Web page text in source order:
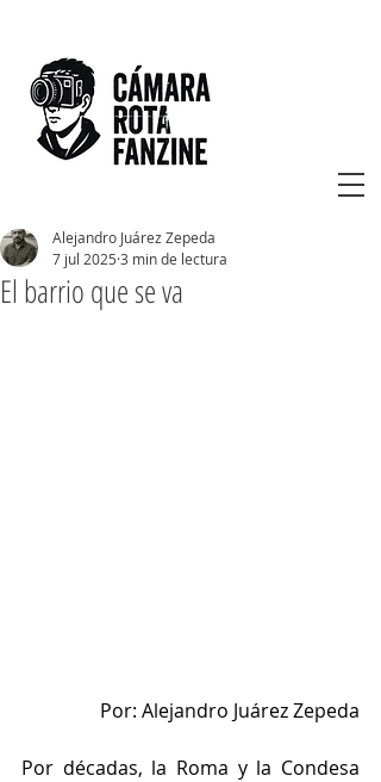
El barrio que se va
Alejandro Juárez Zepeda
7 jul 2025 3 min de lectura
Por: Alejandro Juárez Zepeda
Por décadas, la Roma y la Condesa